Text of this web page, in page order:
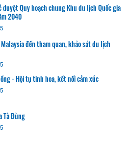
duyệt Quy hoạch chung Khu du lịch Quốc gia
2040
đến tham quan, khảo sát du lịch
- Hội tụ tinh hoa, kết nối cảm xúc
Tà Đùng